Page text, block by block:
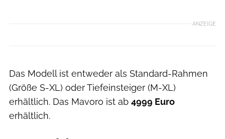
ANZEIGE
Das Modell ist entweder als Standard-Rahmen
(Größe S-XL) oder Tiefeinsteiger (M-XL)
erhältlich. Das Mavoro ist ab 4999 Euro
erhältlich.